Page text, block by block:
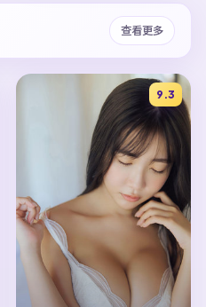
查看更多
9.3